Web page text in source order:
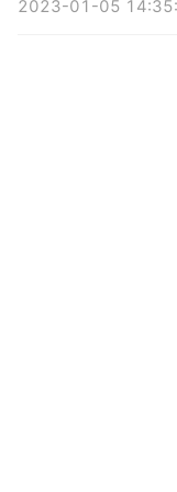
2023-01-05